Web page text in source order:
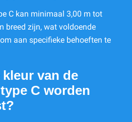
C kan minimaal 3,00 m tot
breed zijn, wat voldoende
aan specifieke behoeften te
kleur van de
C worden